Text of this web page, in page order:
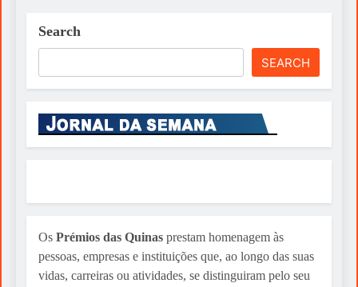
Search
SEARCH
Os Prémios das Quinas prestam homenagem às
pessoas, empresas e instituições que, ao longo das suas
vidas, carreiras ou atividades, se distinguiram pelo seu